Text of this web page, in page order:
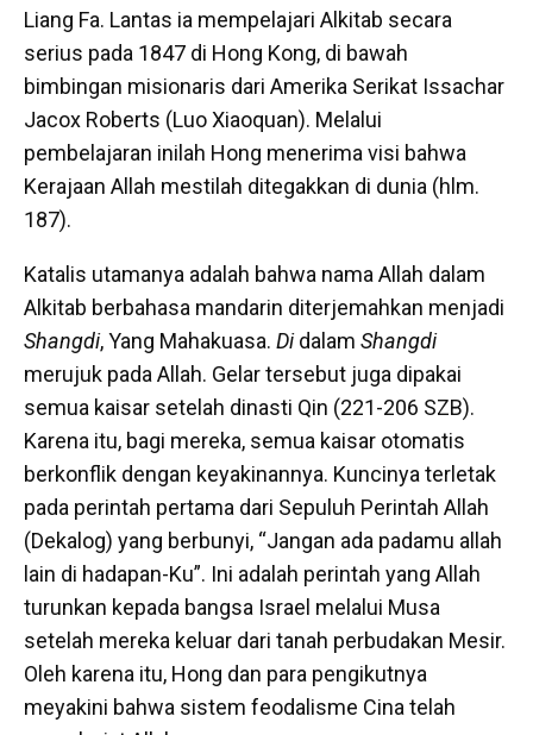
Liang Fa. Lantas ia mempelajari Alkitab secara
serius pada 1847 di Hong Kong, di bawah
bimbingan misionaris dari Amerika Serikat Issachar
Jacox Roberts (Luo Xiaoquan). Melalui
pembelajaran inilah Hong menerima visi bahwa
Kerajaan Allah mestilah ditegakkan di dunia (hlm.
187).
Katalis utamanya adalah bahwa nama Allah dalam
Alkitab berbahasa mandarin diterjemahkan menjadi
Shangdi, Yang Mahakuasa. Didalam Shangdi
merujuk pada Allah. Gelar tersebut juga dipakai
semua kaisar setelah dinasti Qin (221-206 SZB).
Karena itu, bagi mereka, semua kaisar otomatis
berkonflik dengan keyakinannya. Kuncinya terletak
pada perintah pertama dari Sepuluh Perintah Allah
(Dekalog) yang berbunyi, “Jangan ada padamu allah
lain di hadapan-Ku”. Ini adalah perintah yang Allah
turunkan kepada bangsa Israel melalui Musa
setelah mereka keluar dari tanah perbudakan Mesir.
Oleh karena itu, Hong dan para pengikutnya
meyakini bahwa sistem feodalisme Cina telah